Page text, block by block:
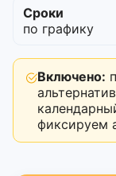
Сроки
по графику
Включено:
фиксируем